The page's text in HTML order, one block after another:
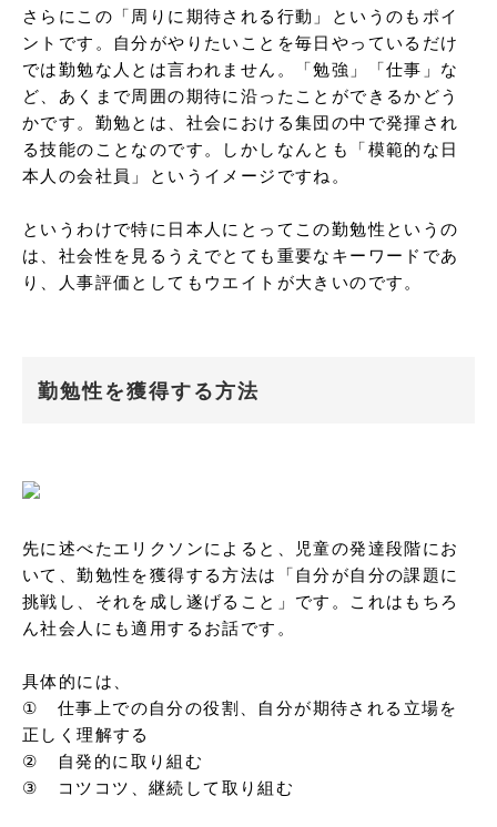
さらにこの「周りに期待される行動」というのもポイ
ントです。自分がやりたいことを毎日やっているだけ
では勤勉な人とは言われません。「勉強」「仕事」な
ど、あくまで周囲の期待に沿ったことができるかどう
かです。勤勉とは、社会における集団の中で発揮され
る技能のことなのです。しかしなんとも「模範的な日
本人の会社員」というイメージですね。
というわけで特に日本人にとってこの勤勉性というの
は、社会性を見るうえでとても重要なキーワードであ
り、人事評価としてもウエイトが大きいのです。
勤勉性を獲得する方法
先に述べたエリクソンによると、児童の発達段階にお
いて、勤勉性を獲得する方法は「自分が自分の課題に
挑戦し、それを成し遂げること」です。これはもちろ
ん社会人にも適用するお話です。
具体的には、
①	仕事上での自分の役割、自分が期待される立場を
正しく理解する
②	自発的に取り組む
③	コツコツ、継続して取り組む